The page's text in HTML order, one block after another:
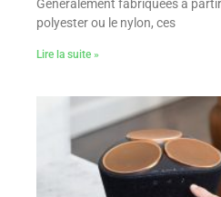
Généralement fabriquées à
polyester ou le nylon, ces
Lire la suite »